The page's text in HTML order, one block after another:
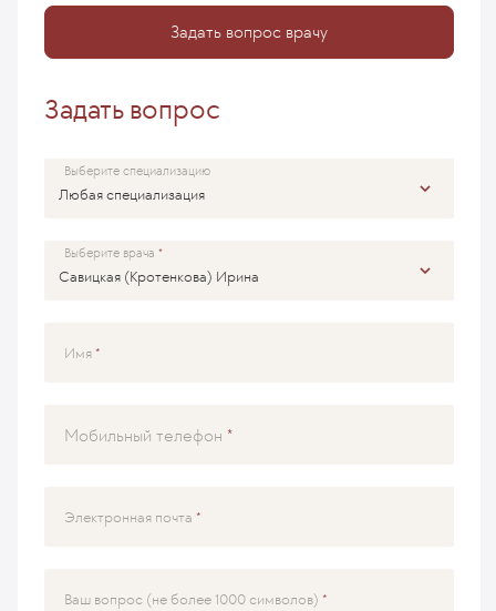
Задать вопрос врачу
Задать вопрос
Выберите специализацию
Выберите врача
Имя
Мобильный телефон
Электронная почта
Ваш вопрос (не более 1000 символов)